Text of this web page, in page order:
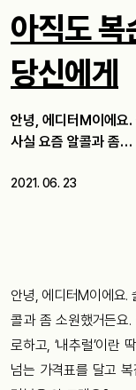
아직도 복
당신에게
안녕, 에디터M이에요
사실 요즘 알콜과 좀…
2021. 06. 23
안녕, 에디터M이에요.
콜과 좀 소원했거든요
로하고, ‘내추럴’이란
넘는 가격표를 달고